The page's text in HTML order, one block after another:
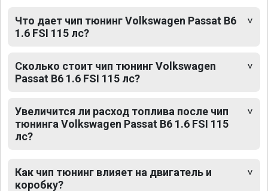
Что дает чип тюнинг Volkswagen Passat B6
1.6 FSI 115 лс?
Сколько стоит чип тюнинг Volkswagen
Passat B6 1.6 FSI 115 лс?
Увеличится ли расход топлива после чип
тюнинга Volkswagen Passat B6 1.6 FSI 115
лс?
Как чип тюнинг влияет на двигатель и
коробку?